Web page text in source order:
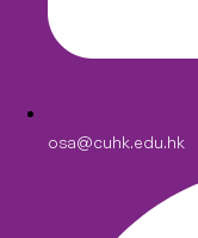
osa@cuhk.edu.hk